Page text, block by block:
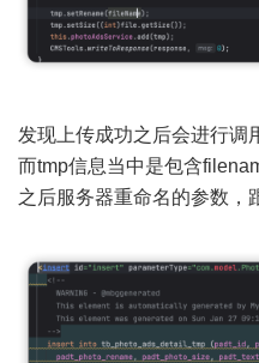
发现上传成功之后会进行调
而tmp信息当中是包含
之后服务器重命名的参数，